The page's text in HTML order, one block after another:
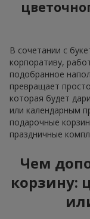
В сочетании с
корпоративу,
подобранное
превращает
которая будет
или календарным
подарочные
праздничные
Чем
корзину: